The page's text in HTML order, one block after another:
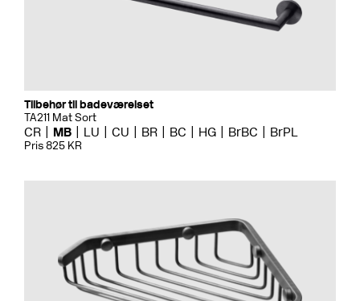
Tilbehør til badeværelset
TA211 Mat Sort
CR MB LU CU BR BC HG BrBC BrPL
Pris 825 KR